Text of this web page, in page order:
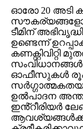
ഓരോ 20 അടി
ടീമിന്
ഉണ്ടെന്ന്
ഓഫീസുകൾ
ഉൽപാദന
ഇൻ്റീരിയർ